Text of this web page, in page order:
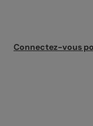
Connectez-vous